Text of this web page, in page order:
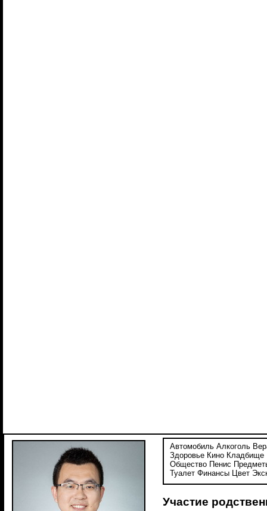
Автомобиль Алкоголь
Здоровье Кино Кладбище
Общество Пенис
Туалет Финансы Цвет
Участие